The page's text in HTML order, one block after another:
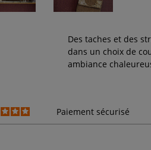
Des taches et des
dans un choix de
ambiance
Paiement sécurisé